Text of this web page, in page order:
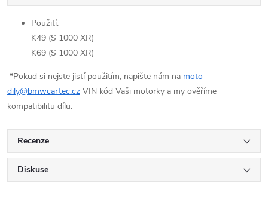
Použití:
K49 (S 1000 XR)
K69 (S 1000 XR)
*Pokud si nejste jistí použitím, napište nám na moto-
dily@bmwcartec.cz VIN kód Vaši motorky a my ověříme
kompatibilitu dílu.
Recenze
Diskuse